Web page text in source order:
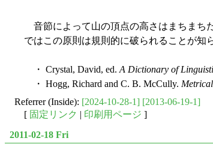
音節によって山の頂点の高さはまちまち
ではこの原則は規則的に破られることが知
・ Crystal, David, ed. A Dictionary of
・ Hogg, Richard and C. B. McCully.
Referrer (Inside): [2024-10-28-1] [2013-06-19-1]
[ 固定リンク | 印刷用ページ ]
2011-02-18 Fri